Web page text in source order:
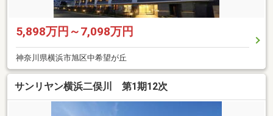
5,898万円～7,098万円
神奈川県横浜市旭区中希望が丘
サンリヤン横浜二俣川 第1期12次